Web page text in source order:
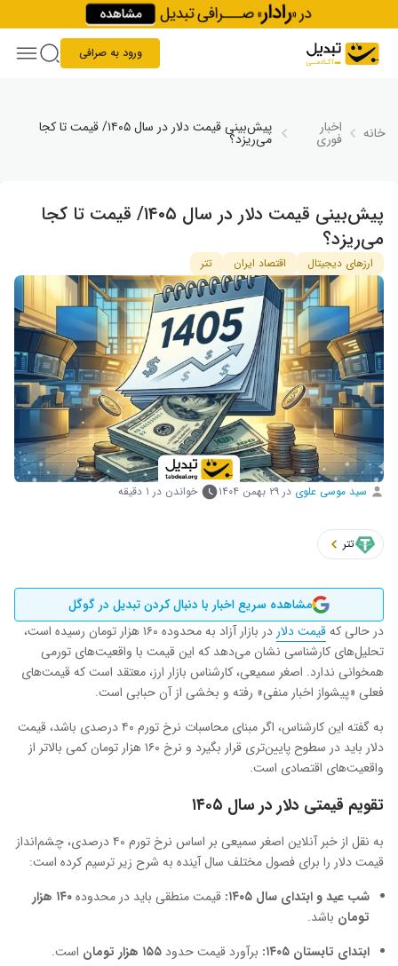
Skip to content
ورود به صرافی
خانه اخبار
فوری
پیش‌بینی قیمت دلار در سال ۱۴۰۵/ قیمت تا کجا
می‌ریزد؟
پیش‌بینی قیمت دلار در سال ۱۴۰۵/ قیمت تا کجا
می‌ریزد؟
ارزهای دیجیتال اقتصاد ایران تتر
سید موسی علوی در ۲۹ بهمن ۱۴۰۴ خواندن در ۱ دقیقه
تتر
مشاهده سریع اخبار با دنبال کردن تبدیل در گوگل
در حالی کهقیمت دلار
در بازار آزاد به محدوده ۱۶۰ هزار تومان رسیده است،
تحلیل‌های کارشناسی نشان می‌دهد که این قیمت با واقعیت‌های تورمی
همخوانی ندارد. اصغر سمیعی، کارشناس بازار ارز، معتقد است که قیمت‌های
فعلی «پیشواز اخبار منفی» رفته و بخشی از آن حبابی است.
به گفته این کارشناس، اگر مبنای محاسبات نرخ تورم ۴۰ درصدی باشد، قیمت
دلار باید در سطوح پایین‌تری قرار بگیرد و نرخ ۱۶۰ هزار تومان کمی بالاتر از
واقعیت‌های اقتصادی است.
تقویم قیمتی دلار در سال ۱۴۰۵
به نقل از خبر آنلاین اصغر سمیعی بر اساس نرخ تورم ۴۰ درصدی، چشم‌انداز
قیمت دلار را برای فصول مختلف سال آینده به شرح زیر ترسیم کرده است:
شب عید و ابتدای سال ۱۴۰۵: قیمت منطقی باید در محدوده
۱۴۰ هزار
تومان باشد.
ابتدای تابستان ۱۴۰۵: برآورد قیمت حدود ۱۵۵ هزار تومان
است.